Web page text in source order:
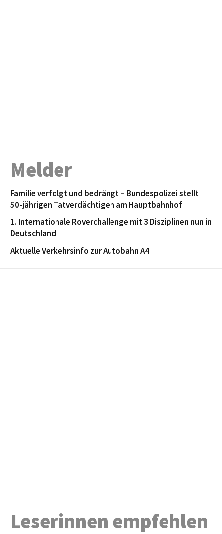
Melder
Familie verfolgt und bedrängt – Bundespolizei stellt
50-jährigen Tatverdächtigen am Hauptbahnhof
1. Internationale Roverchallenge mit 3 Disziplinen nun in
Deutschland
Aktuelle Verkehrsinfo zur Autobahn A4
Leserinnen empfehlen